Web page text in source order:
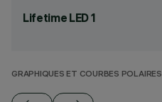
Lifetime LED 1
GRAPHIQUES ET COURBES POLAIRES